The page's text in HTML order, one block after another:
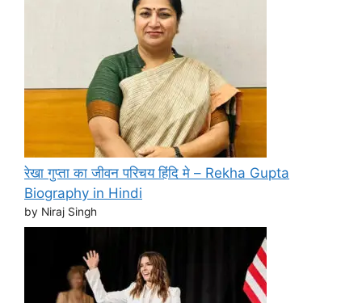
रेखा गुप्ता का जीवन परिचय हिंदि मे – Rekha Gupta
Biography in Hindi
by Niraj Singh